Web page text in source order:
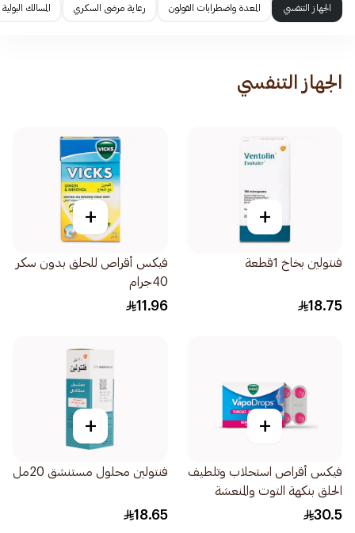
الجهاز التنفسي المعدة واضطرابات القولون رعاية مرضى السكري المسالك البولية
الجهاز التنفسي
+
فنتولين بخاخ 1قطعة
18.75
+
فيكس أقراص للحلق بدون سكر
40جرام
11.96
+
فيكس أقراص استحلاب وتلطيف
الحلق بنكهة التوت والمنعشة
الفعالة 16قرص
30.5
+
فنتولين محلول مستنشق 20مل
18.65